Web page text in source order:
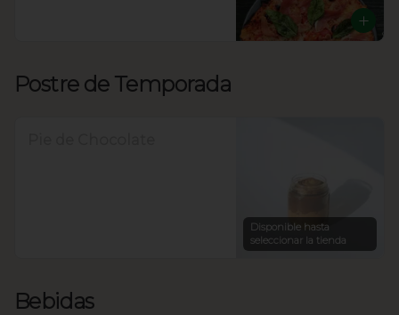
Postre de Temporada
Disponible hasta
seleccionar la tienda
Bebidas